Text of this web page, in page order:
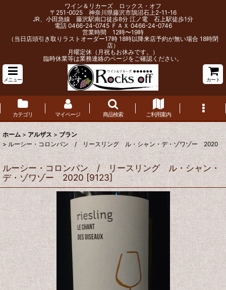
ワイン＆リカーズ ロックス・オフ
〒251-0025 神奈川県藤沢市鵠沼石上2-11-16
JR、小田急線 藤沢駅南口徒歩8分 江ノ電 石上駅徒歩1分
電話 0466-24-0745 ＦＡＸ 0466-24-0746
営業時間 12時〜19時
（当日店頭引き取りラストオーダー17時 18時以降来店予約が無い場合 18時閉
店）
月曜定休（月祝もお休みです。）
臨時休業等は業務連絡のページをご確認ください。
メニュー カート
カテゴリ マイページ 商品検索 ご利用案内
ホーム > アルザス > ブラン
> ルーシー・コロンバン / リースリング ル・シャン・デ・ゾワゾー 2020
ルーシー・コロンバン / リースリング ル・シャン・
デ・ゾワゾー 2020 [9123]